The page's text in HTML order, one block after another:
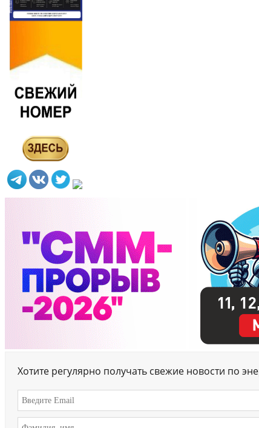
Хотите регулярно получать свежие новости по